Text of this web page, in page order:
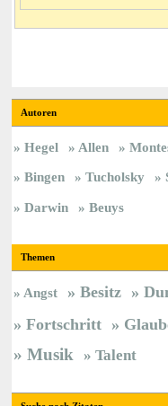
Autoren
Hegel Allen
Bingen
Tucholsky
Darwin
Beuys
Themen
Angst Besitz
Fortschritt
Musik Talent